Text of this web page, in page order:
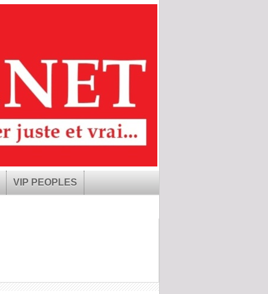
VIP PEOPLES